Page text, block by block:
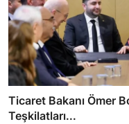
Ticaret Bakanı Ömer
Teşkilatları...